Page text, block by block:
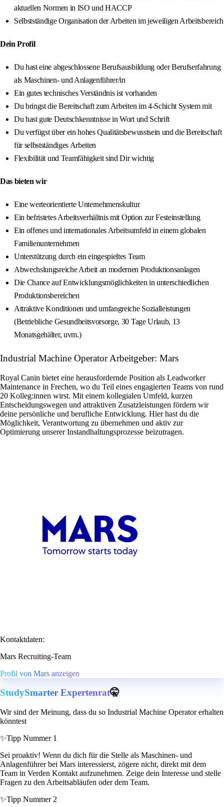
aktuellen Normen in ISO und HACCP
Selbstständige Organisation der Arbeiten im jeweiligen Arbeitsbereich
Dein Profil
Du hast eine abgeschlossene Berufsausbildung oder Berufserfahrung
als Maschinen- und Anlagenführer/in
Ein gutes technisches Verständnis ist vorhanden
Du bringst die Bereitschaft zum Arbeiten im 4-Schicht System mit
Du hast gute Deutschkenntnisse in Wort und Schrift
Du verfügst über ein hohes Qualitätsbewusstsein und die Bereitschaft
für selbstständiges Arbeiten
Flexibilität und Teamfähigkeit sind Dir wichtig
Das bieten wir
Eine werteorientierte Unternehmenskultur
Ein befristetes Arbeitsverhältnis mit Option zur Festeinstellung
Ein offenes und internationales Arbeitsumfeld in einem globalen
Familienunternehmen
Unterstützung durch ein eingespieltes Team
Abwechslungsreiche Arbeit an modernen Produktionsanlagen
Die Chance auf Entwicklungsmöglichkeiten in unterschiedlichen
Produktionsbereichen
Attraktive Konditionen und umfangreiche Sozialleistungen
(Betriebliche Gesundheitsvorsorge, 30 Tage Urlaub, 13
Monatsgehälter, uvm.)
Industrial Machine Operator Arbeitgeber: Mars
Royal Canin bietet eine herausfordernde Position als Leadworker
Maintenance in Frechen, wo du Teil eines engagierten Teams von rund
20 Kolleg:innen wirst. Mit einem kollegialen Umfeld, kurzen
Entscheidungswegen und attraktiven Zusatzleistungen fördern wir
deine persönliche und berufliche Entwicklung. Hier hast du die
Möglichkeit, Verantwortung zu übernehmen und aktiv zur
Optimierung unserer Instandhaltungsprozesse beizutragen.
Kontaktdaten:
Mars Recruiting-Team
Profil von Mars anzeigen
StudySmarter Expertenrat🤫
Wir sind der Meinung, dass du so Industrial Machine Operator erhalten
könntest
✨Tipp Nummer 1
Sei proaktiv! Wenn du dich für die Stelle als Maschinen- und
Anlagenführer bei Mars interessierst, zögere nicht, direkt mit dem
Team in Verden Kontakt aufzunehmen. Zeige dein Interesse und stelle
Fragen zu den Arbeitsabläufen oder dem Team.
✨Tipp Nummer 2